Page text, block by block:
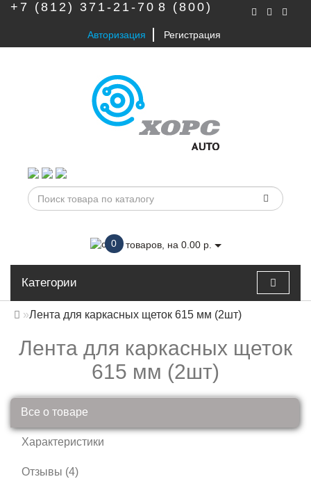
Авторизация Регистрация
+7 (812) 371-21-70 8 (800)
0 товаров, на 0.00 р.
Категории
Лента для каркасных щеток 615 мм (2шт)
Лента для каркасных щеток
615 мм (2шт)
Все о товаре
Характеристики
Отзывы (4)